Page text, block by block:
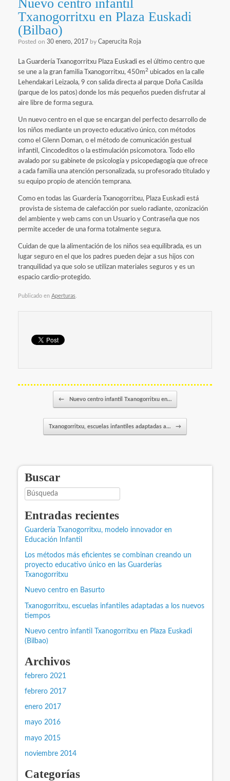
Nuevo centro infantil
Txanogorritxu en Plaza Euskadi
(Bilbao)
Posted on 30 enero, 2017 by Caperucita Roja
La Guardería Txanogorritxu Plaza Euskadi es el último centro que
se une a la gran familia Txanogorritxu, 450m2 ubicados en la calle
Lehendakari Leizaola, 9 con salida directa al parque Doña Casilda
(parque de los patos) donde los más pequeños pueden disfrutar al
aire libre de forma segura.
Un nuevo centro en el que se encargan del perfecto desarrollo de
los niños mediante un proyecto educativo único, con métodos
como el Glenn Doman, o el método de comunicación gestual
infantil, Cincodeditos o la estimulación psicomotora. Todo ello
avalado por su gabinete de psicología y psicopedagogía que ofrece
a cada familia una atención personalizada, su profesorado titulado y
su equipo propio de atención temprana.
Como en todas las Guardería Txanogorritxu, Plaza Euskadi está
provista de sistema de calefacción por suelo radiante, ozonización
del ambiente y web cams con un Usuario y Contraseña que nos
permite acceder de una forma totalmente segura.
Cuidan de que la alimentación de los niños sea equilibrada, es un
lugar seguro en el que los padres pueden dejar a sus hijos con
tranquilidad ya que solo se utilizan materiales seguros y es un
espacio cardio-protegido.
Publicado en Aperturas
Navegador de artículos
← Nuevo centro infantil Txanogorritxu en…
Txanogorritxu, escuelas infantiles adaptadas a… →
Buscar
Búsqueda
Entradas recientes
Guardería Txanogorritxu, modelo innovador en
Educación Infantil
Los métodos más eficientes se combinan creando un
proyecto educativo único en las Guarderías
Txanogorritxu
Nuevo centro en Basurto
Txanogorritxu, escuelas infantiles adaptadas a los nuevos
tiempos
Nuevo centro infantil Txanogorritxu en Plaza Euskadi
(Bilbao)
Archivos
febrero 2021
febrero 2017
enero 2017
mayo 2016
mayo 2015
noviembre 2014
Categorías